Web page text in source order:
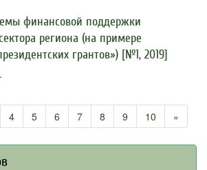
финансовой поддержки
региона (на примере
грантов») [№1, 2019]
4 5 6 7 8 9 10 »